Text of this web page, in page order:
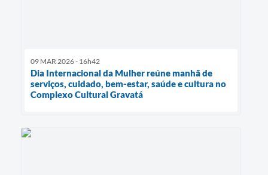
09 MAR 2026 - 16h42
Dia Internacional da Mulher reúne manhã de
serviços, cuidado, bem-estar, saúde e cultura no
Complexo Cultural Gravatá